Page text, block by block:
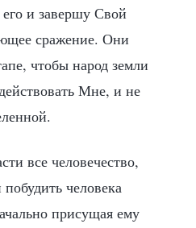
и завершу Свой
сражение. Они
чтобы народ земли
Мне, и не
все человечество,
человека
присущая ему